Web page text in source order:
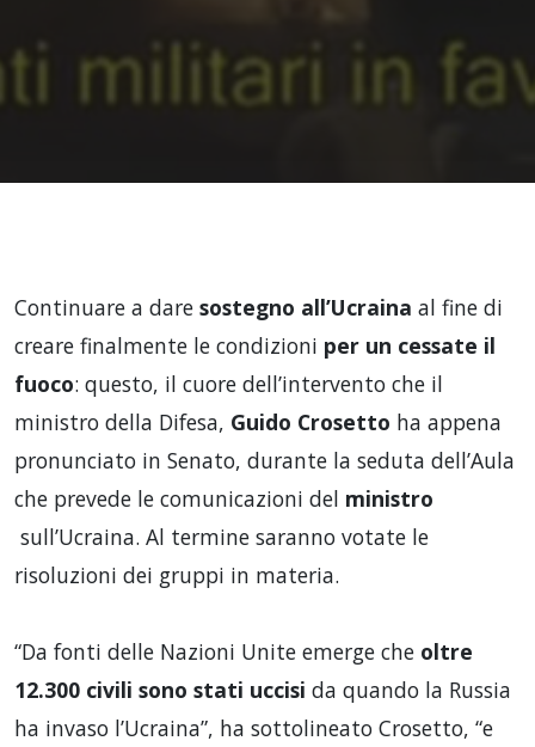
Continuare a dare sostegno all’Ucraina al fine di
creare finalmente le condizioni per un cessate il
fuoco: questo, il cuore dell’intervento che il
ministro della Difesa, Guido Crosetto ha appena
pronunciato in Senato, durante la seduta dell’Aula
che prevede le comunicazioni del ministro
sull’Ucraina. Al termine saranno votate le
risoluzioni dei gruppi in materia.
“Da fonti delle Nazioni Unite emerge che oltre
12.300 civili sono stati uccisi da quando la Russia
ha invaso l’Ucraina”, ha sottolineato Crosetto, “e